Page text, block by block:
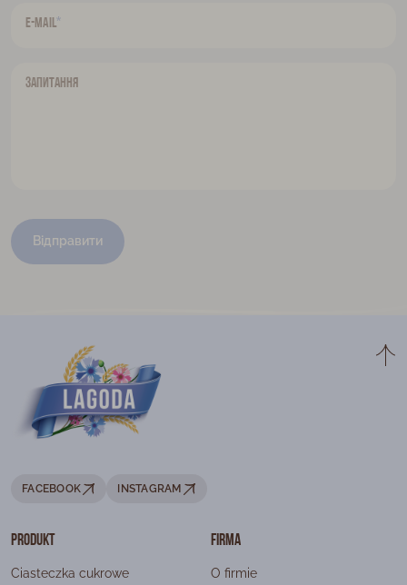
E-mail*
Запитання
Відправити
FACEBOOK INSTAGRAM
Produkt
Ciasteczka cukrowe
Firma
O firmie